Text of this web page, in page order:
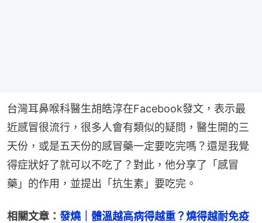
台灣耳鼻喉科醫生胡皓淳在Facebook發文，表示最
近感冒很流行，很多人會有類似的疑問，醫生開的三
天份，或是五天份的感冒藥一定要吃完嗎？還是我覺
得症狀好了就可以不吃了？對此，他分享了「感冒
藥」的作用，並提出「抗生素」要吃完。
相關文章： 發燒｜體溫越高病得越重？燒得越耐免疫